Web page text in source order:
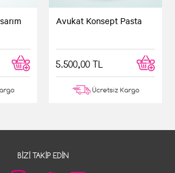
Avukat Konsept Pasta
5.500,00 TL
Ücretsiz Kargo
BIZI TAKIP EDIN